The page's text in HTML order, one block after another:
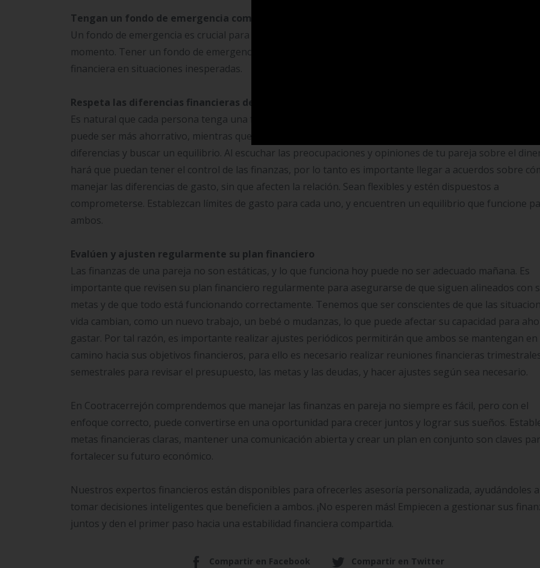
Tengan un fondo de emergencia compartido
Un fondo de emergencia es crucial para cualquier pareja, ya que los imprevistos pueden ocurrir en
momento. Tener un fondo de emergencia les dará tranquilidad y evitará que se enfrenten a una crisis
financiera en situaciones inesperadas.
Respeta las diferencias financieras de tu pareja
Es natural que cada persona tenga una forma diferente de ver el dinero y cómo gastarlo. Uno de ustedes
puede ser más ahorrativo, mientras que el otro puede ser más impulsivo. Lo importante es respetar
diferencias y buscar un equilibrio. Al escuchar las preocupaciones y opiniones de tu pareja sobre el
hará que puedan tener el control de las finanzas, por lo tanto es importante llegar a acuerdos sobre
manejar las diferencias de gasto, sin que afecten la relación. Sean flexibles y estén dispuestos a
comprometerse. Establezcan límites de gasto para cada uno, y encuentren un equilibrio que funcione
ambos.
Evalúen y ajusten regularmente su plan financiero
Las finanzas de una pareja no son estáticas, y lo que funciona hoy puede no ser adecuado mañana. Es
importante que revisen su plan financiero regularmente para asegurarse de que siguen alineados con
metas y de que todo está funcionando correctamente. Tenemos que ser conscientes de que las
vida cambian, como un nuevo trabajo, un bebé o mudanzas, lo que puede afectar su capacidad para
gastar. Por tal razón, es importante realizar ajustes periódicos permitirán que ambos se mantengan en
camino hacia sus objetivos financieros, para ello es necesario realizar reuniones financieras
semestrales para revisar el presupuesto, las metas y las deudas, y hacer ajustes según sea necesario.
En Cootracerrejón comprendemos que manejar las finanzas en pareja no siempre es fácil, pero con el
enfoque correcto, puede convertirse en una oportunidad para crecer juntos y lograr sus sueños.
metas financieras claras, mantener una comunicación abierta y crear un plan en conjunto son claves
fortalecer su futuro económico.
Nuestros expertos financieros están disponibles para ofrecerles asesoría personalizada, ayudándoles a
tomar decisiones inteligentes que beneficien a ambos. ¡No esperen más! Empiecen a gestionar sus
juntos y den el primer paso hacia una estabilidad financiera compartida.
Compartir en Facebook Compartir en Twitter